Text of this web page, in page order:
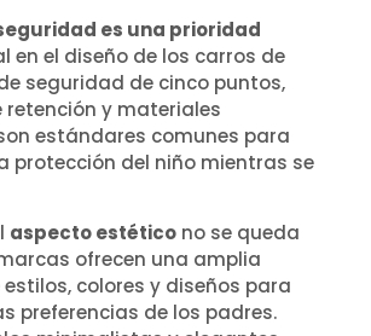
es una prioridad
en el diseño de los carros de
seguridad de cinco puntos,
retención y materiales
estándares comunes para
protección del niño mientras se
aspecto estéticono se queda
ofrecen una amplia
colores y diseños para
preferencias de los padres.